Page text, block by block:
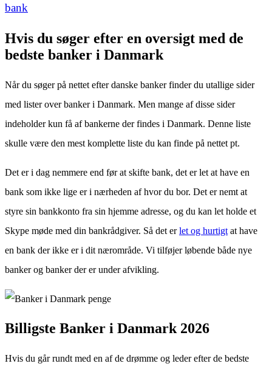
bank
Hvis du søger efter en oversigt med de
bedste banker i Danmark
Når du søger på nettet efter danske banker finder du utallige sider
med lister over banker i Danmark. Men mange af disse sider
indeholder kun få af bankerne der findes i Danmark. Denne liste
skulle være den mest komplette liste du kan finde på nettet pt.
Det er i dag nemmere end før at skifte bank, det er let at have en
bank som ikke lige er i nærheden af hvor du bor. Det er nemt at
styre sin bankkonto fra sin hjemme adresse, og du kan let holde et
Skype møde med din bankrådgiver. Så det erlet og hurtigt at have
en bank der ikke er i dit nærområde. Vi tilføjer løbende både nye
banker og banker der er under afvikling.
Billigste Banker i Danmark 2026
Hvis du går rundt med en af de drømme og leder efter de bedste